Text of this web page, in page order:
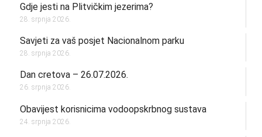
Gdje jesti na Plitvičkim jezerima?
28. srpnja 2026.
Savjeti za vaš posjet Nacionalnom parku
28. srpnja 2026.
Dan cretova – 26.07.2026.
26. srpnja 2026.
Obavijest korisnicima vodoopskrbnog sustava
24. srpnja 2026.